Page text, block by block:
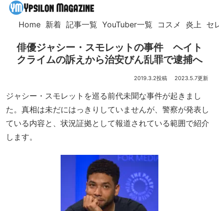
Home 新着 記事一覧 YouTuber一覧 コスメ 炎上 セ
俳優ジャシー・スモレットの事件 ヘイト
クライムの訴えから治安びん乱罪で逮捕へ
2019.3.2 2023.5.7
ジャシー・スモレットを巡る前代未聞な事件が起きまし
た。真相は未だにはっきりしていませんが、警察が発表し
ている内容と、状況証拠として報道されている範囲で紹介
します。